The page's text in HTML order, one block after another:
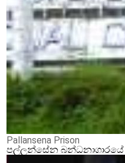
Pallansena Prison
පල්ලන්සේන